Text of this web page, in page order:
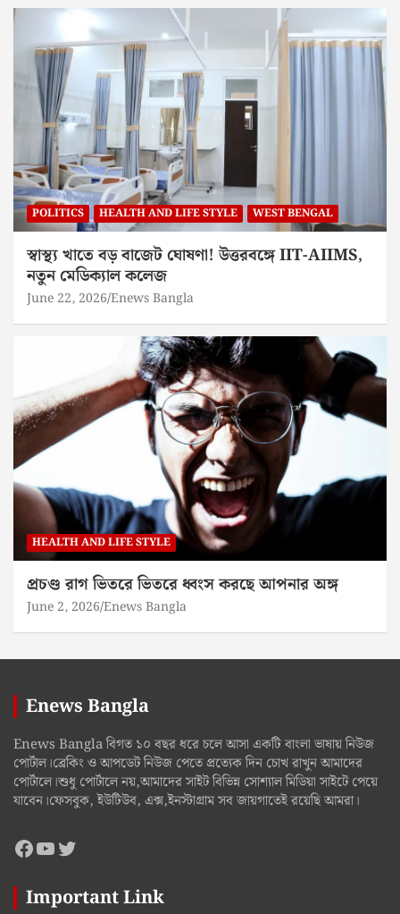
POLITICS HEALTH AND LIFE STYLE WEST BENGAL
স্বাস্থ্য খাতে বড় বাজেট ঘোষণা! উত্তরবঙ্গে IIT-AIIMS,
নতুন মেডিক্যাল কলেজ
June 22, 2026 Enews Bangla
HEALTH AND LIFE STYLE
প্রচণ্ড রাগ ভিতরে ভিতরে ধ্বংস করছে আপনার অঙ্গ
June 2, 2026 Enews Bangla
Enews Bangla
Enews Bangla বিগত ১০ বছর ধরে চলে আসা একটি বাংলা ভাষায় নিউজ
পোর্টাল।ব্রেকিং ও আপডেট নিউজ পেতে প্রত্যেক দিন চোখ রাখুন আমাদের
পোর্টালে।শুধু পোর্টালে নয়,আমাদের সাইট বিভিন্ন সোশ্যাল মিডিয়া সাইটে পেয়ে
যাবেন।ফেসবুক, ইউটিউব, এক্স,ইনস্টাগ্রাম সব জায়গাতেই রয়েছি আমরা।
Facebook
YouTube
Twitter
Important Link